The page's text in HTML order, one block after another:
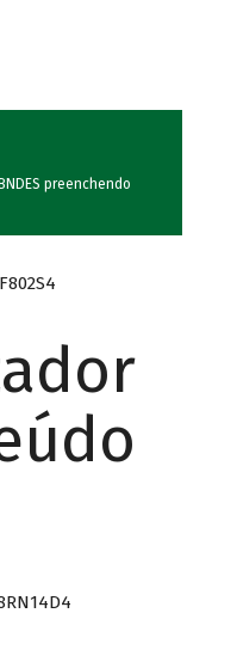
preenchendo